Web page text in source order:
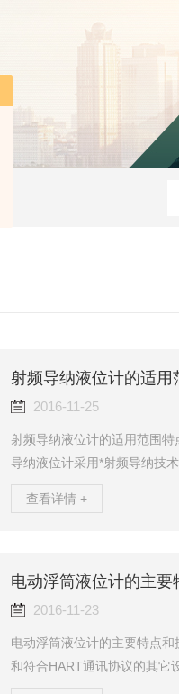
ZW2088卫生型压力变
射频导纳液位计的适用
2016-11-25
射频导纳液位计的适用范围
导纳液位计采用*射频导纳技
检测颗粒、飞灰、导电、非
靠，各项技术指标均达到同类
尘、料位以及两种液体界位的
查看详情 +
电动浮筒液位计的主要
2016-11-23
电动浮筒液位计的主要特点
和符合HART通讯协议的其它